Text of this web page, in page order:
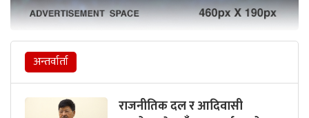
अन्तर्वार्ता
राजनीतिक दल र आदिवासी